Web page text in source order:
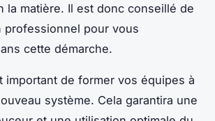
la matière. Il est donc conseillé de
professionnel pour vous
cette démarche.
important de former vos équipes à
système. Cela garantira une